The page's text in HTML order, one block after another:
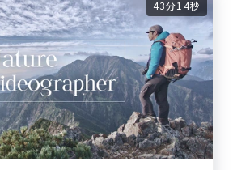
43分14秒